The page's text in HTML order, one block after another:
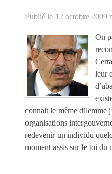
Publié le 12 octobre 2009
On
leur
connait le même dilemme
organisations
redevenir un individu
moment assis sur le toi du